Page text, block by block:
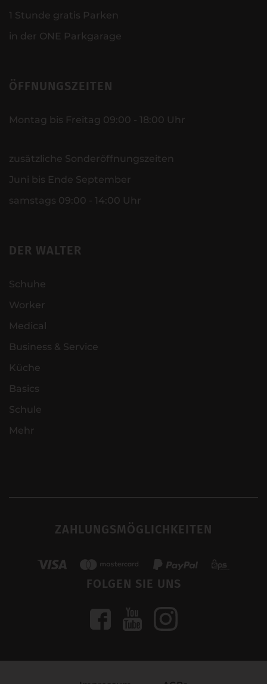
1 Stunde gratis Parken
in der ONE Parkgarage
ÖFFNUNGSZEITEN
Montag bis Freitag 09:00 - 18:00 Uhr
zusätzliche Sonderöffnungszeiten
Juni bis Ende September
samstags 09:00 - 14:00 Uhr
DER WALTER
Schuhe
Worker
Medical
Business & Service
Küche
Basics
Schule
Mehr
ZAHLUNGSMÖGLICHKEITEN
FOLGEN SIE UNS